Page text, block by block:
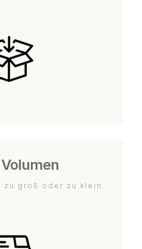
zu groß oder zu klein.